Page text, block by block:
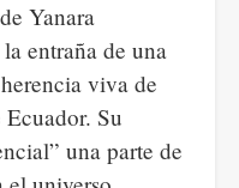
Yanara
entraña de una
viva de
Su
una parte de